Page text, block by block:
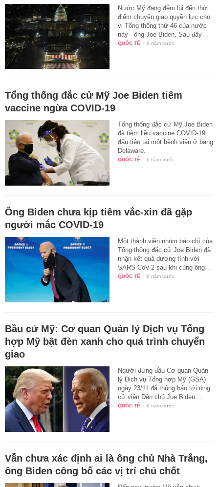
Nước Mỹ đang đếm lùi đến thời
điểm chuyển giao quyền lực cho
vị Tổng thống thứ 46 của nước
này - ông Joe Biden. Sau đây…
QUỐC TẾ - 6 năm trước
Tổng thống đắc cử Mỹ Joe Biden tiêm
vaccine ngừa COVID-19
Tổng thống đắc cử Mỹ Joe Biden
đã tiêm liều vaccine COVID-19
đầu tiên tại một bệnh viện ở bang
Delaware.
QUỐC TẾ - 6 năm trước
Ông Biden chưa kịp tiêm vắc-xin đã gặp
người mắc COVID-19
Một thành viên nhóm báo chí của
Tổng thống đắc cử Joe Biden đã
nhận kết quả dương tính với
SARS-CoV-2 sau khi cùng ông…
QUỐC TẾ - 6 năm trước
Bầu cử Mỹ: Cơ quan Quản lý Dịch vụ Tổng
hợp Mỹ bật đèn xanh cho quá trình chuyển
giao
Người đứng đầu Cơ quan Quản
lý Dịch vụ Tổng hợp Mỹ (GSA)
ngày 23/11 đã thông báo tới ứng
cử viên Dân chủ Joe Biden…
QUỐC TẾ - 6 năm trước
Vẫn chưa xác định ai là ông chủ Nhà Trắng,
ông Biden công bố các vị trí chủ chốt